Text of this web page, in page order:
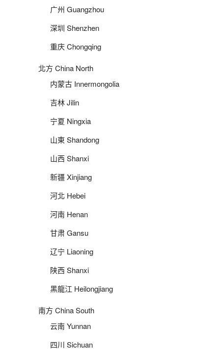
广州 Guangzhou
深圳 Shenzhen
重庆 Chongqing
北方 China North
内蒙古 Innermongolia
吉林 Jilin
宁夏 Ningxia
山東 Shandong
山西 Shanxi
新疆 Xinjiang
河北 Hebei
河南 Henan
甘肃 Gansu
辽宁 Liaoning
陕西 Shanxi
黑龍江 Heilongjiang
南方 China South
云南 Yunnan
四川 Sichuan